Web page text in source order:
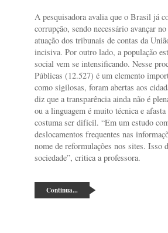
A pesquisadora avalia que o Brasil já
corrupção, sendo necessário avançar
atuação dos tribunais de contas da
incisiva. Por outro lado, a população
social vem se intensificando. Nesse
Públicas (12.527) é um elemento
como sigilosas, foram abertas aos
diz que a transparência ainda não é
ou a linguagem é muito técnica e
costuma ser difícil. “Em um estudo
deslocamentos frequentes nas
nome de reformulações nos sites. Isso
sociedade”, critica a professora.
Continua...